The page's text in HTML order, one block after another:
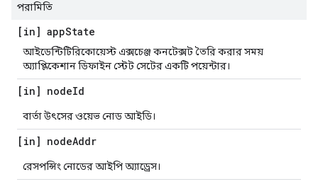
পরামিতি
[in] appState
আইডেন্টিটিরিকোয়েস্ট এক্সচেঞ্জ কনটেক্সট তৈরি করার সময়
অ্যাপ্লিকেশান ডিফাইন স্টেট সেটের একটি পয়েন্টার।
[in] nodeId
বার্তা উৎসের ওয়েভ নোড আইডি।
[in] nodeAddr
রেসপন্সিং নোডের আইপি অ্যাড্রেস।